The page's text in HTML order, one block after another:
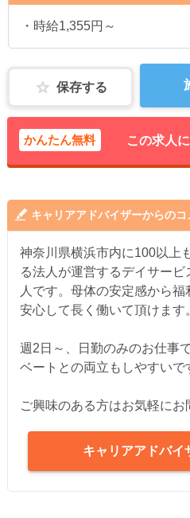
・時給1,355円～
保存する
かんたん無料 この求人
キャリアアドバイザーからのコ
神奈川県横浜市内に100以上
る法人が運営するデイサー
人です。母体の安定感から福
安心して長く働いて頂けます
週2日～、日勤のみのお仕事
ベートとの両立もしやすいで
ご興味のある方はお気軽にお
キャリアアドバイ